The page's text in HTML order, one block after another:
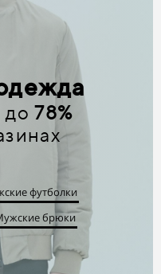
до78%
футболки
брюки